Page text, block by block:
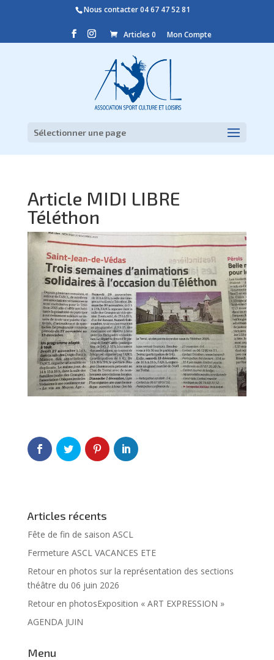
Nous contacter04 67 47 52 81
Articles 0 Mon Compte
Sélectionner une page
Article MIDI LIBRE
Téléthon
Articles récents
Fête de fin de saison ASCL
Fermeture ASCL VACANCES ETE
Retour en photos sur la représentation des sections
théâtre du 06 juin 2026
Retour en photosExposition « ART EXPRESSION »
AGENDA JUIN
Menu